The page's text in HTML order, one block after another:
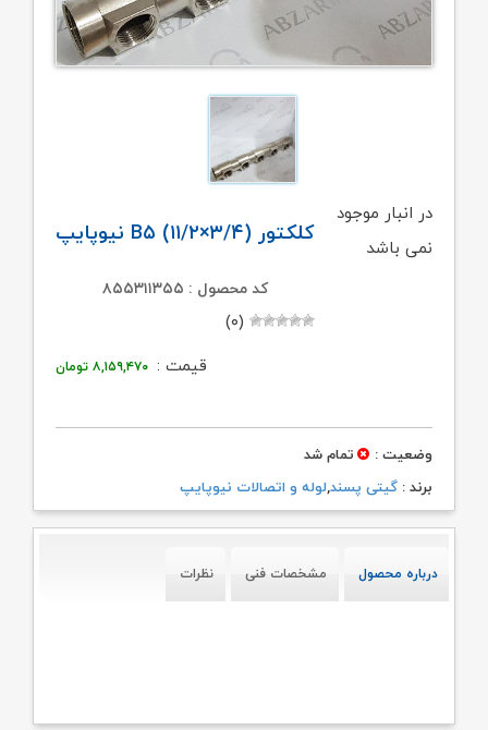
کلکتور (B۵ (۱۱/۲×۳/۴ نیوپایپ
کد محصول : ۸۵۵۳۱۱۳۵۵
(۰)
قیمت : ۸,۱۵۹,۴۷۰ تومان
در انبار موجود
نمی باشد
وضعیت :
تمام شد
برند : گیتی پسند,لوله و اتصالات نیوپایپ
درباره محصول مشخصات فنی نظرات